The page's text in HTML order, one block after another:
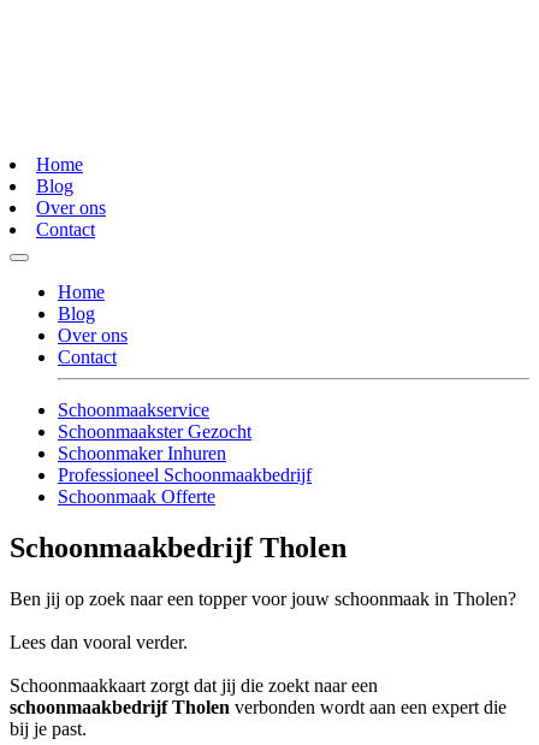
Home
Blog
Over ons
Contact
Home
Blog
Over ons
Contact
Schoonmaakservice
Schoonmaakster Gezocht
Schoonmaker Inhuren
Professioneel Schoonmaakbedrijf
Schoonmaak Offerte
Schoonmaakbedrijf Tholen
Ben jij op zoek naar een topper voor jouw schoonmaak in Tholen?
Lees dan vooral verder.
Schoonmaakkaart zorgt dat jij die zoekt naar een
schoonmaakbedrijf Tholen verbonden wordt aan een expert die
bij je past.